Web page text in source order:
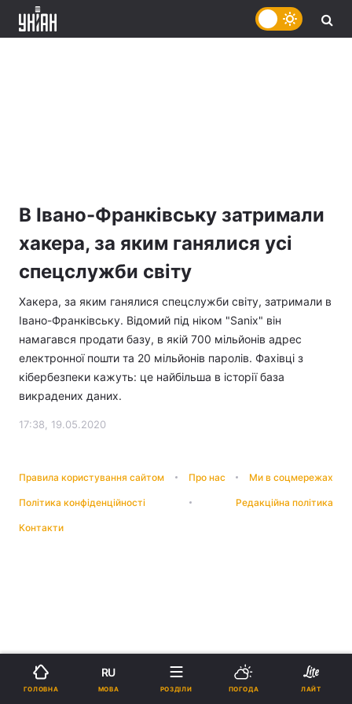
В Івано-Франківську затримали
хакера, за яким ганялися усі
спецслужби світу
Хакера, за яким ганялися спецслужби світу, затримали в
Івано-Франківську. Відомий під ніком "Sanix" він
намагався продати базу, в якій 700 мільйонів адрес
електронної пошти та 20 мільйонів паролів. Фахівці з
кібербезпеки кажуть: це найбільша в історії база
викрадених даних.
17:38, 19.05.2020
Правила користування сайтом Про нас Ми в соцмережах
Політика конфіденційності Редакційна політика
Контакти
ГОЛОВНА
RU
МОВА РОЗДІЛИ ПОГОДА ЛАЙТ